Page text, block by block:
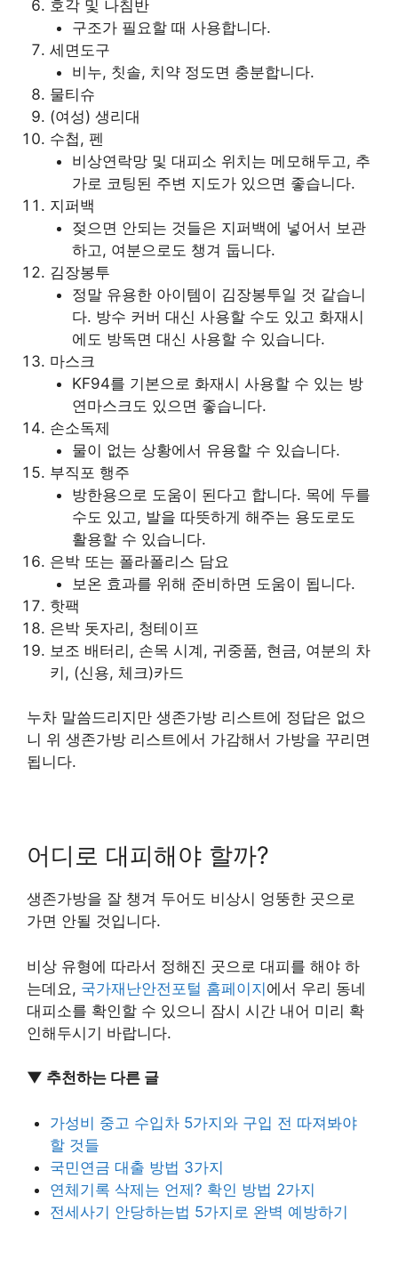
호각 및 나침반
구조가 필요할 때 사용합니다.
세면도구
비누, 칫솔, 치약 정도면 충분합니다.
물티슈
(여성) 생리대
수첩, 펜
비상연락망 및 대피소 위치는 메모해두고, 추
가로 코팅된 주변 지도가 있으면 좋습니다.
지퍼백
젖으면 안되는 것들은 지퍼백에 넣어서 보관
하고, 여분으로도 챙겨 둡니다.
김장봉투
정말 유용한 아이템이 김장봉투일 것 같습니
다. 방수 커버 대신 사용할 수도 있고 화재시
에도 방독면 대신 사용할 수 있습니다.
마스크
KF94를 기본으로 화재시 사용할 수 있는 방
연마스크도 있으면 좋습니다.
손소독제
물이 없는 상황에서 유용할 수 있습니다.
부직포 행주
방한용으로 도움이 된다고 합니다. 목에 두를
수도 있고, 발을 따뜻하게 해주는 용도로도
활용할 수 있습니다.
은박 또는 폴라폴리스 담요
보온 효과를 위해 준비하면 도움이 됩니다.
핫팩
은박 돗자리, 청테이프
보조 배터리, 손목 시계, 귀중품, 현금, 여분의 차
키, (신용, 체크)카드
누차 말씀드리지만 생존가방 리스트에 정답은 없으
니 위 생존가방 리스트에서 가감해서 가방을 꾸리면
됩니다.
어디로 대피해야 할까?
생존가방을 잘 챙겨 두어도 비상시 엉뚱한 곳으로
가면 안될 것입니다.
비상 유형에 따라서 정해진 곳으로 대피를 해야 하
는데요, 국가재난안전포털 홈페이지에서 우리 동네
대피소를 확인할 수 있으니 잠시 시간 내어 미리 확
인해두시기 바랍니다.
▼ 추천하는 다른 글
가성비 중고 수입차 5가지와 구입 전 따져봐야
할 것들
국민연금 대출 방법 3가지
연체기록 삭제는 언제? 확인 방법 2가지
전세사기 안당하는법 5가지로 완벽 예방하기